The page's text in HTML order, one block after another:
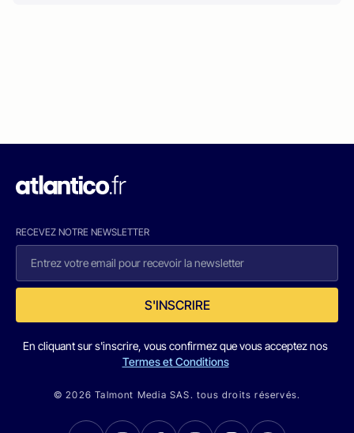
RECEVEZ NOTRE NEWSLETTER
S'INSCRIRE
En cliquant sur s'inscrire, vous confirmez que vous acceptez nos
Termes et Conditions
© 2026 Talmont Media SAS. tous droits réservés.